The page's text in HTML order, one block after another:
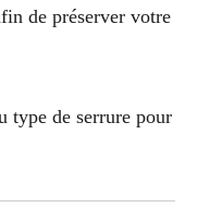
de préserver votre
type de serrure pour